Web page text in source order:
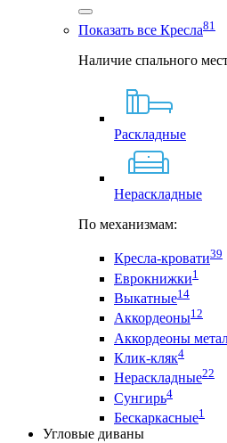
Показать все Кресла81
Наличие спального
Раскладные
Нераскладные
По механизмам:
Кресла-кровати39
Еврокнижки1
Выкатные14
Аккордеоны12
Аккордеоны
Клик-кляк4
Нераскладные22
Сунгирь4
Бескаркасные1
Угловые диваны